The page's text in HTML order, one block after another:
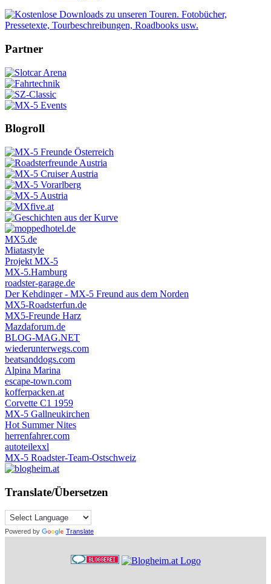
Partner
Blogroll
MX5.de
Miatastyle
Projekt MX-5
MX-5.Hamburg
roadster-garage.de
Der Kehdinger - MX-5 Freund aus dem Norden
MX5-Roadsterfun.de
MX5-Freunde Harz
Mazdaforum.de
BLOG-MAG.NET
wiederunterwegs.com
beatsanddogs.com
Alpina Marina
escape-town.com
kofferpacken.at
Corvette C1 1959
MX-5 Gallneukirchen
Hot Summer Nites
herrenfahrer.com
autoteilexxl
MX-5 Roadster-Team-Ostschweiz
Translate/Übersetzen
Powered by Translate